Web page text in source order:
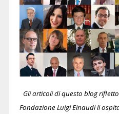
Gli articoli di questo blog
Fondazione Luigi Einaudi li